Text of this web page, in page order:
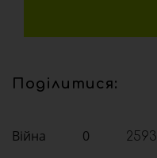
Поділитися:
Війна 0 2593